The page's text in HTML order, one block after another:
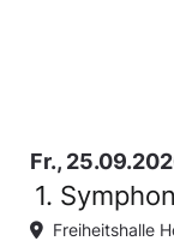
Fr.,
1.
Freiheitshalle